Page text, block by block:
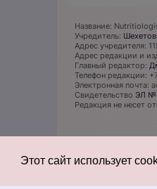
Этот сайт использует
Название:
Учредитель:
Адрес учредителя:
Адрес редакции и
Главный редактор:
Телефон редакции:
Электронная почта:
Cвидетельство ЭЛ №
Редакция не несет